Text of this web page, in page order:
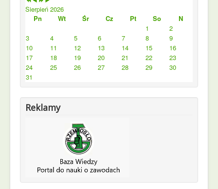
Sierpień 2026
Pn
Wt Śr Cz Pt So
N
1
2
3
4 5 6 7 8
9
10
11 12 13 14 15
16
17
18 19 20 21 22
23
24
25 26 27 28 29
30
31
Reklamy